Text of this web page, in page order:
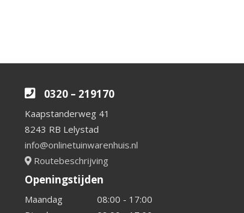
0320 – 219170
Kaapstanderweg 41
8243 RB Lelystad
info@onlinetuinwarenhuis.nl
Routebeschrijving
Openingstijden
Maandag
08:00 - 17:00